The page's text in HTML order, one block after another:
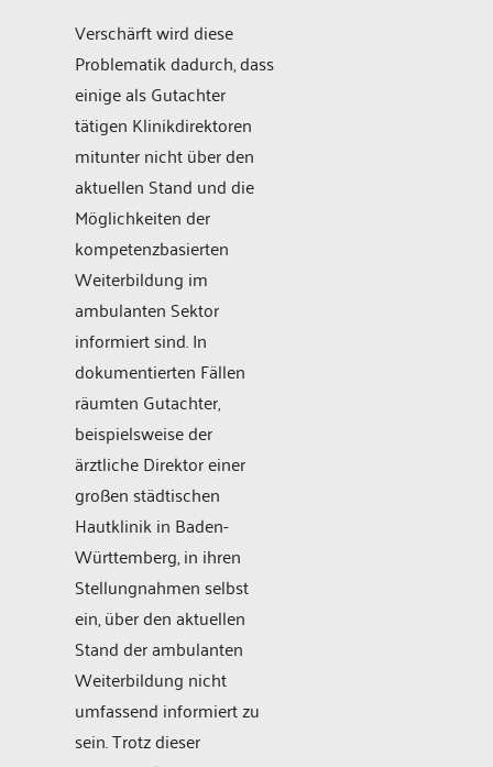
Verschärft wird diese
Problematik dadurch, dass
einige als Gutachter
tätigen Klinikdirektoren
mitunter nicht über den
aktuellen Stand und die
Möglichkeiten der
kompetenzbasierten
Weiterbildung im
ambulanten Sektor
informiert sind. In
dokumentierten Fällen
räumten Gutachter,
beispielsweise der
ärztliche Direktor einer
großen städtischen
Hautklinik in Baden-
Württemberg, in ihren
Stellungnahmen selbst
ein, über den aktuellen
Stand der ambulanten
Weiterbildung nicht
umfassend informiert zu
sein. Trotz dieser